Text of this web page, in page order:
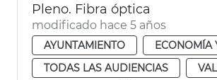
Pleno. Fibra óptica
modificado hace 5 años
AYUNTAMIENTO
ECONOMÍA
TODAS LAS AUDIENCIAS